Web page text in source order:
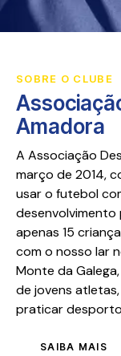
SOBRE O CLUBE
Amadora
A Associação
março de 2014,
usar o futebol
desenvolvimento
apenas 15
com o nosso lar
Monte da
de jovens
praticar
SAIBA MAIS